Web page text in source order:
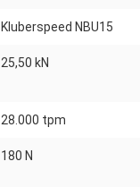
Kluberspeed NBU15
25,50 kN
28.000 tpm
180 N